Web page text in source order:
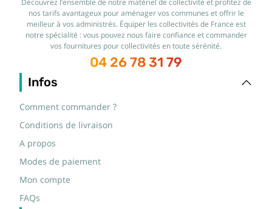
Découvrez l’ensemble de notre matériel de collectivité et profitez de
nos tarifs avantageux pour aménager vos communes et offrir le
meilleur à vos administrés. Équiper les collectivités de France est
notre spécialité : vous pouvez nous faire confiance et commander
vos fournitures pour collectivités en toute sérénité.
04 26 78 31 79
Infos
Comment commander ?
Conditions de livraison
A propos
Modes de paiement
Mon compte
FAQs